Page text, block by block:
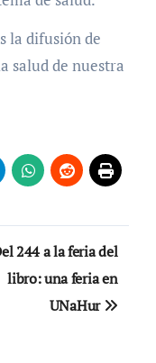
la difusión de
salud de nuestra
244 a la feria del
libro: una feria en
UNaHur